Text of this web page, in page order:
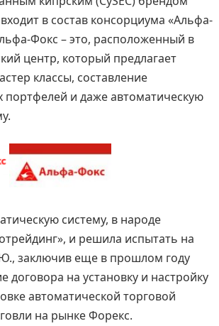
в состав консорциума «Альфа-
Фокс – это, расположенный в
центр, который предлагает
классы, составление
портфелей и даже автоматическую
систему, в народе
и решила испытать на
заключив еще в прошлом году
договора на установку и настройку
автоматической торговой
на рынке Форекс.